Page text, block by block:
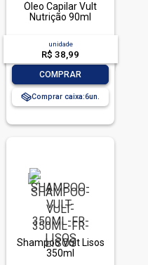
Óleo Capilar Vult
Nutrição 90ml
unidade
R$ 38,99
COMPRAR
Comprar caixa:6
Shampoo Vult Lisos
350ml